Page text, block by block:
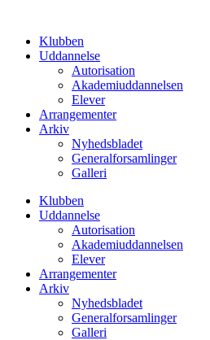
indholdKlubben
Uddannelse
Autorisation
Akademiuddannelsen
Elever
Arrangementer
Arkiv
Nyhedsbladet
Generalforsamlinger
Galleri
Klubben
Uddannelse
Autorisation
Akademiuddannelsen
Elever
Arrangementer
Arkiv
Nyhedsbladet
Generalforsamlinger
Galleri